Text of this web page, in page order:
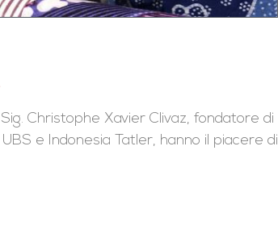
Christophe Xavier Clivaz, fondatore di
e Indonesia Tatler, hanno il piacere di